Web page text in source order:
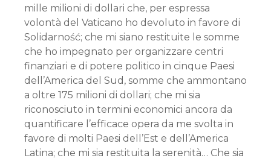
mille milioni di dollari che, per espressa
volontà del Vaticano ho devoluto in favore di
Solidarność; che mi siano restituite le somme
che ho impegnato per organizzare centri
finanziari e di potere politico in cinque Paesi
dell’America del Sud, somme che ammontano
a oltre 175 milioni di dollari; che mi sia
riconosciuto in termini economici ancora da
quantificare l’efficace opera da me svolta in
favore di molti Paesi dell’Est e dell’America
Latina; che mi sia restituita la serenità… Che sia